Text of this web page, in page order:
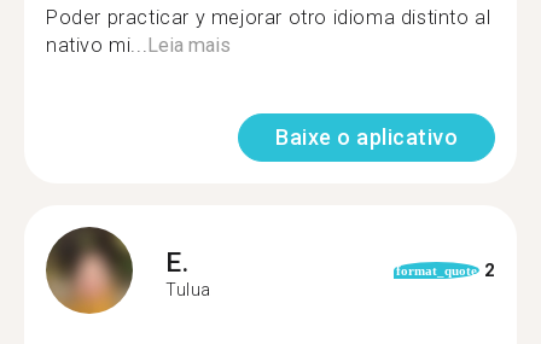
Poder practicar y mejorar otro idioma distinto al
nativo mi...Leia mais
Baixe o aplicativo
E.
Tulua
format_quote 2